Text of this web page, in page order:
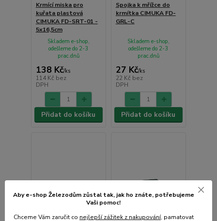
Krmící miska pro
kuřata plastová
CIMUKA FD-SRT-01 -
5x16,5cm
138 Kč/ks
114 Kč bez
DPH
Skladem e-shop,
odešleme do 2-3
prac.dnů
Přidat do košíku
Spojka k mřížce do
krmítka CIMUKA FD-
GRL-C
27 Kč/ks
22 Kč bez
DPH
Skladem e-shop,
odešleme do 2-3
prac.dnů
Přidat do košíku
Aby e-shop Železodům zůstal tak, jak ho znáte, potřebujeme
Vaši pomoc!
Chceme Vám zaručit co nejlepší zážitek z nakupování, pamatovat